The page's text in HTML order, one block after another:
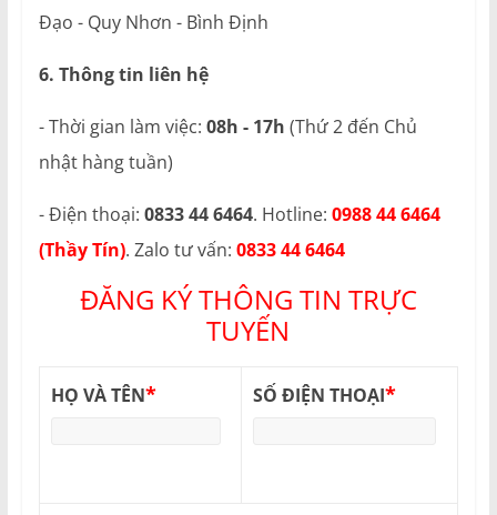
Đạo - Quy Nhơn - Bình Định
6. Thông tin liên hệ
- Thời gian làm việc: 08h - 17h (Thứ 2 đến Chủ
nhật hàng tuần)
- Điện thoại: 0833 44 6464. Hotline: 0988 44 6464
(Thầy Tín). Zalo tư vấn: 0833 44 6464
ĐĂNG KÝ THÔNG TIN TRỰC
TUYẾN
HỌ VÀ TÊN* SỐ ĐIỆN THOẠI*